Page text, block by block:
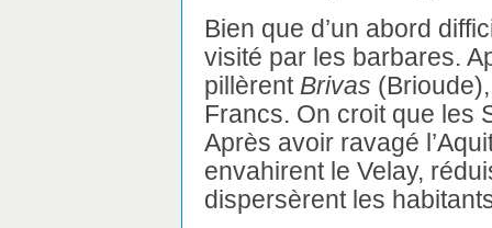
Bien que d’un abord
visité par les barbares.
pillèrent Brivas
Francs. On croit que les
Après avoir ravagé
envahirent le Velay,
dispersèrent les